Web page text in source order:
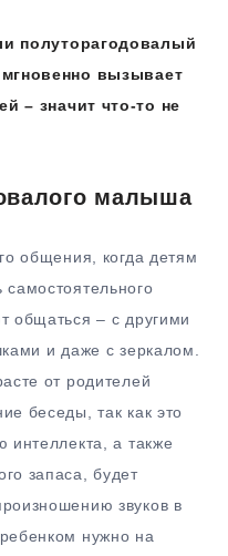
полуторагодовалый
мгновенно вызывает
– значит что-то не
малыша
общения, когда детям
самостоятельного
общаться – с другими
и даже с зеркалом.
от родителей
беседы, так как это
интеллекта, а также
запаса, будет
звуков в
нужно на